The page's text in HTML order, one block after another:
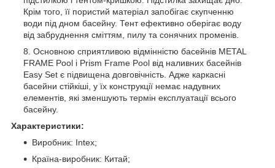
Крім того, її пористий матеріал запобігає скупченню
води під дном басейну. Тент ефективно оберігає воду
від забруднення сміттям, пилу та сонячних променів.
Основною сприятливою відмінністю басейнів METAL
FRAME Pool і Prism Frame Pool від наливних басейнів
Easy Set є підвищена довговічність. Адже каркасні
басейни стійкіші, у їх конструкції немає надувних
елементів, які зменшують термін експлуатації всього
басейну.
Характеристики:
Виробник: Intex;
Країна-виробник: Китай;